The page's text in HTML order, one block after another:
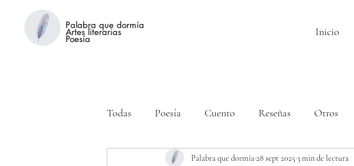
Palabra que dormía
Artes literarias
Poesía
Inicio
Todas Poesía Cuento Reseñas Otros
Palabra que dormía28 sept 2025 3 min de lectura